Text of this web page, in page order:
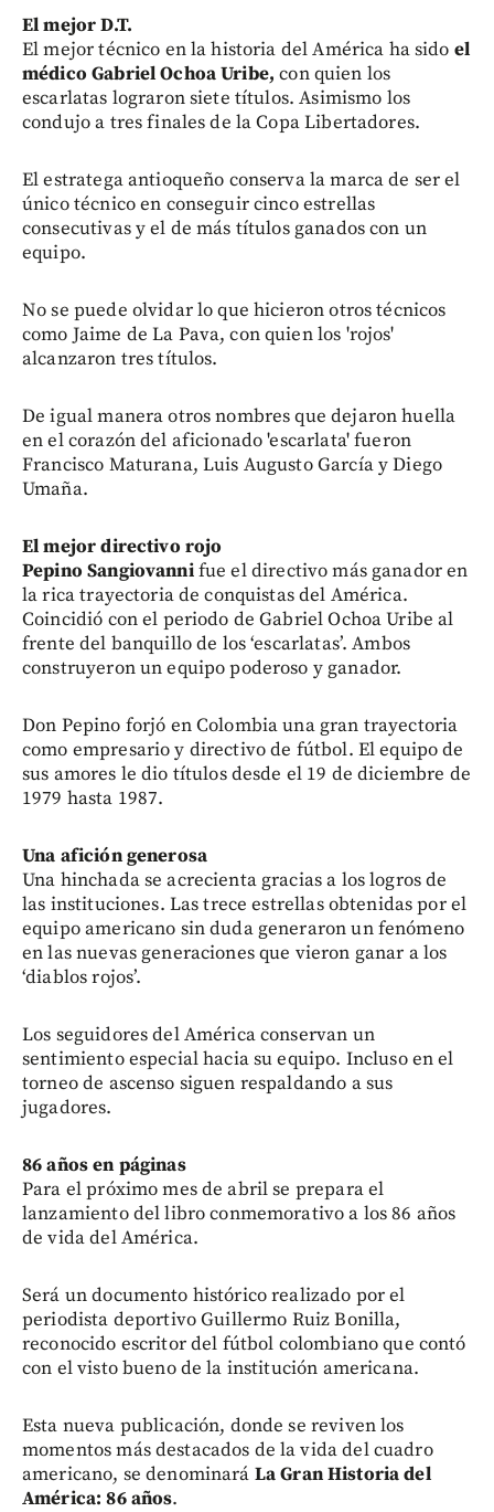
El mejor D.T.
El mejor técnico en la historia del América ha sido el
médico Gabriel Ochoa Uribe, con quien los
escarlatas lograron siete títulos. Asimismo los
condujo a tres finales de la Copa Libertadores.
El estratega antioqueño conserva la marca de ser el
único técnico en conseguir cinco estrellas
consecutivas y el de más títulos ganados con un
equipo.
No se puede olvidar lo que hicieron otros técnicos
como Jaime de La Pava, con quien los 'rojos'
alcanzaron tres títulos.
De igual manera otros nombres que dejaron huella
en el corazón del aficionado 'escarlata' fueron
Francisco Maturana, Luis Augusto García y Diego
Umaña.
El mejor directivo rojo
Pepino Sangiovannifue el directivo más ganador en
la rica trayectoria de conquistas del América.
Coincidió con el periodo de Gabriel Ochoa Uribe al
frente del banquillo de los ‘escarlatas’. Ambos
construyeron un equipo poderoso y ganador.
Don Pepino forjó en Colombia una gran trayectoria
como empresario y directivo de fútbol. El equipo de
sus amores le dio títulos desde el 19 de diciembre de
1979 hasta 1987.
Una afición generosa
Una hinchada se acrecienta gracias a los logros de
las instituciones. Las trece estrellas obtenidas por el
equipo americano sin duda generaron un fenómeno
en las nuevas generaciones que vieron ganar a los
‘diablos rojos’.
Los seguidores del América conservan un
sentimiento especial hacia su equipo. Incluso en el
torneo de ascenso siguen respaldando a sus
jugadores.
86 años en páginas
Para el próximo mes de abril se prepara el
lanzamiento del libro conmemorativo a los 86 años
de vida del América.
Será un documento histórico realizado por el
periodista deportivo Guillermo Ruiz Bonilla,
reconocido escritor del fútbol colombiano que contó
con el visto bueno de la institución americana.
Esta nueva publicación, donde se reviven los
momentos más destacados de la vida del cuadro
americano, se denominará La Gran Historia del
América: 86 años.